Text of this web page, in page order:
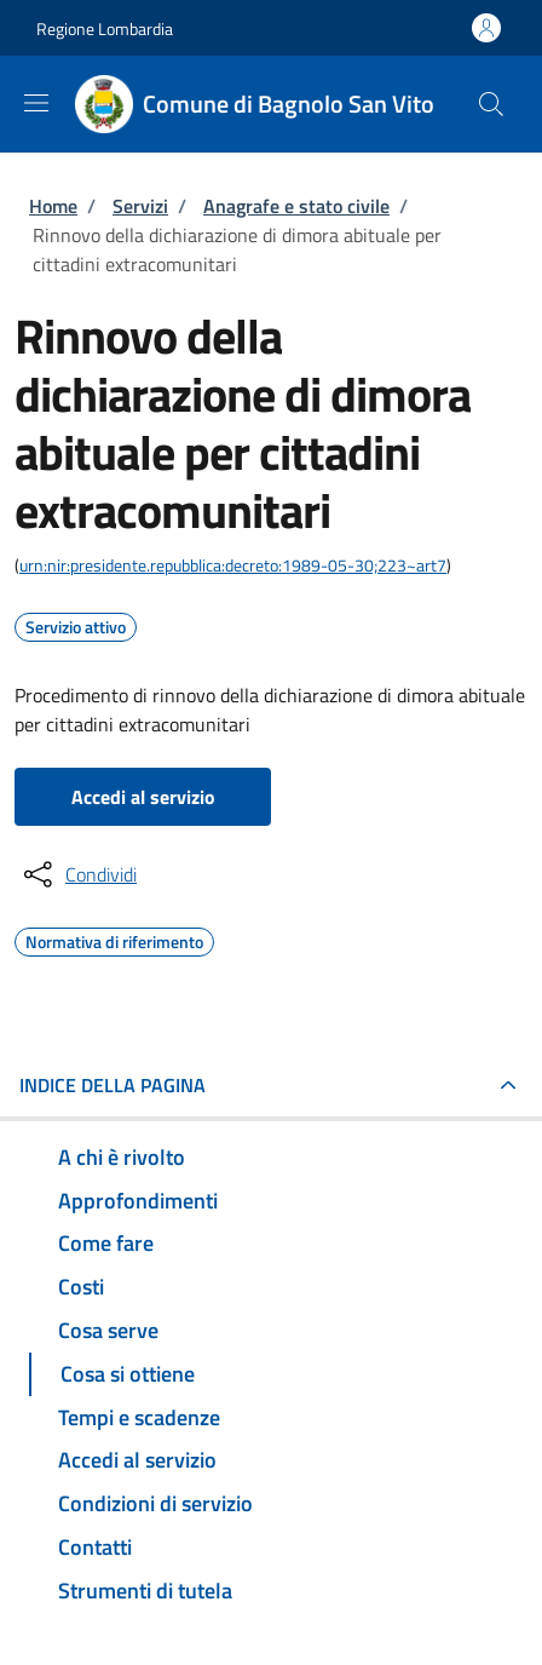
Regione Lombardia
Comune di Bagnolo San Vito
Briciole di pane
Home / Servizi / Anagrafe e stato civile /
Rinnovo della dichiarazione di dimora abituale per
cittadini extracomunitari
Rinnovo della
dichiarazione di dimora
abituale per cittadini
extracomunitari
(urn:nir:presidente.repubblica:decreto:1989-05-30;223~art7)
Servizio attivo
Procedimento di rinnovo della dichiarazione di dimora abituale
per cittadini extracomunitari
Accedi al servizio
Condividi
Normativa di riferimento
INDICE DELLA PAGINA
A chi è rivolto
Approfondimenti
Come fare
Costi
Cosa serve
Cosa si ottiene
Tempi e scadenze
Accedi al servizio
Condizioni di servizio
Contatti
Strumenti di tutela